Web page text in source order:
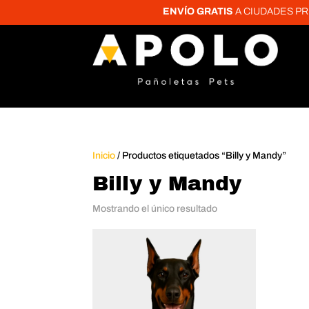
ENVÍO GRATISA CIUDADES
Inicio / Productos etiquetados “Billy y Mandy”
Billy y Mandy
Mostrando el único resultado